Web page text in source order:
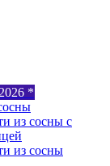
*
из сосны с
из сосны